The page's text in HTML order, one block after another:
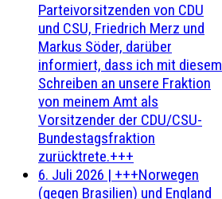
Parteivorsitzenden von CDU
und CSU, Friedrich Merz und
Markus Söder, darüber
informiert, dass ich mit diesem
Schreiben an unsere Fraktion
von meinem Amt als
Vorsitzender der CDU/CSU-
Bundestagsfraktion
zurücktrete.+++
6. Juli 2026 | +++Norwegen
(gegen Brasilien) und England